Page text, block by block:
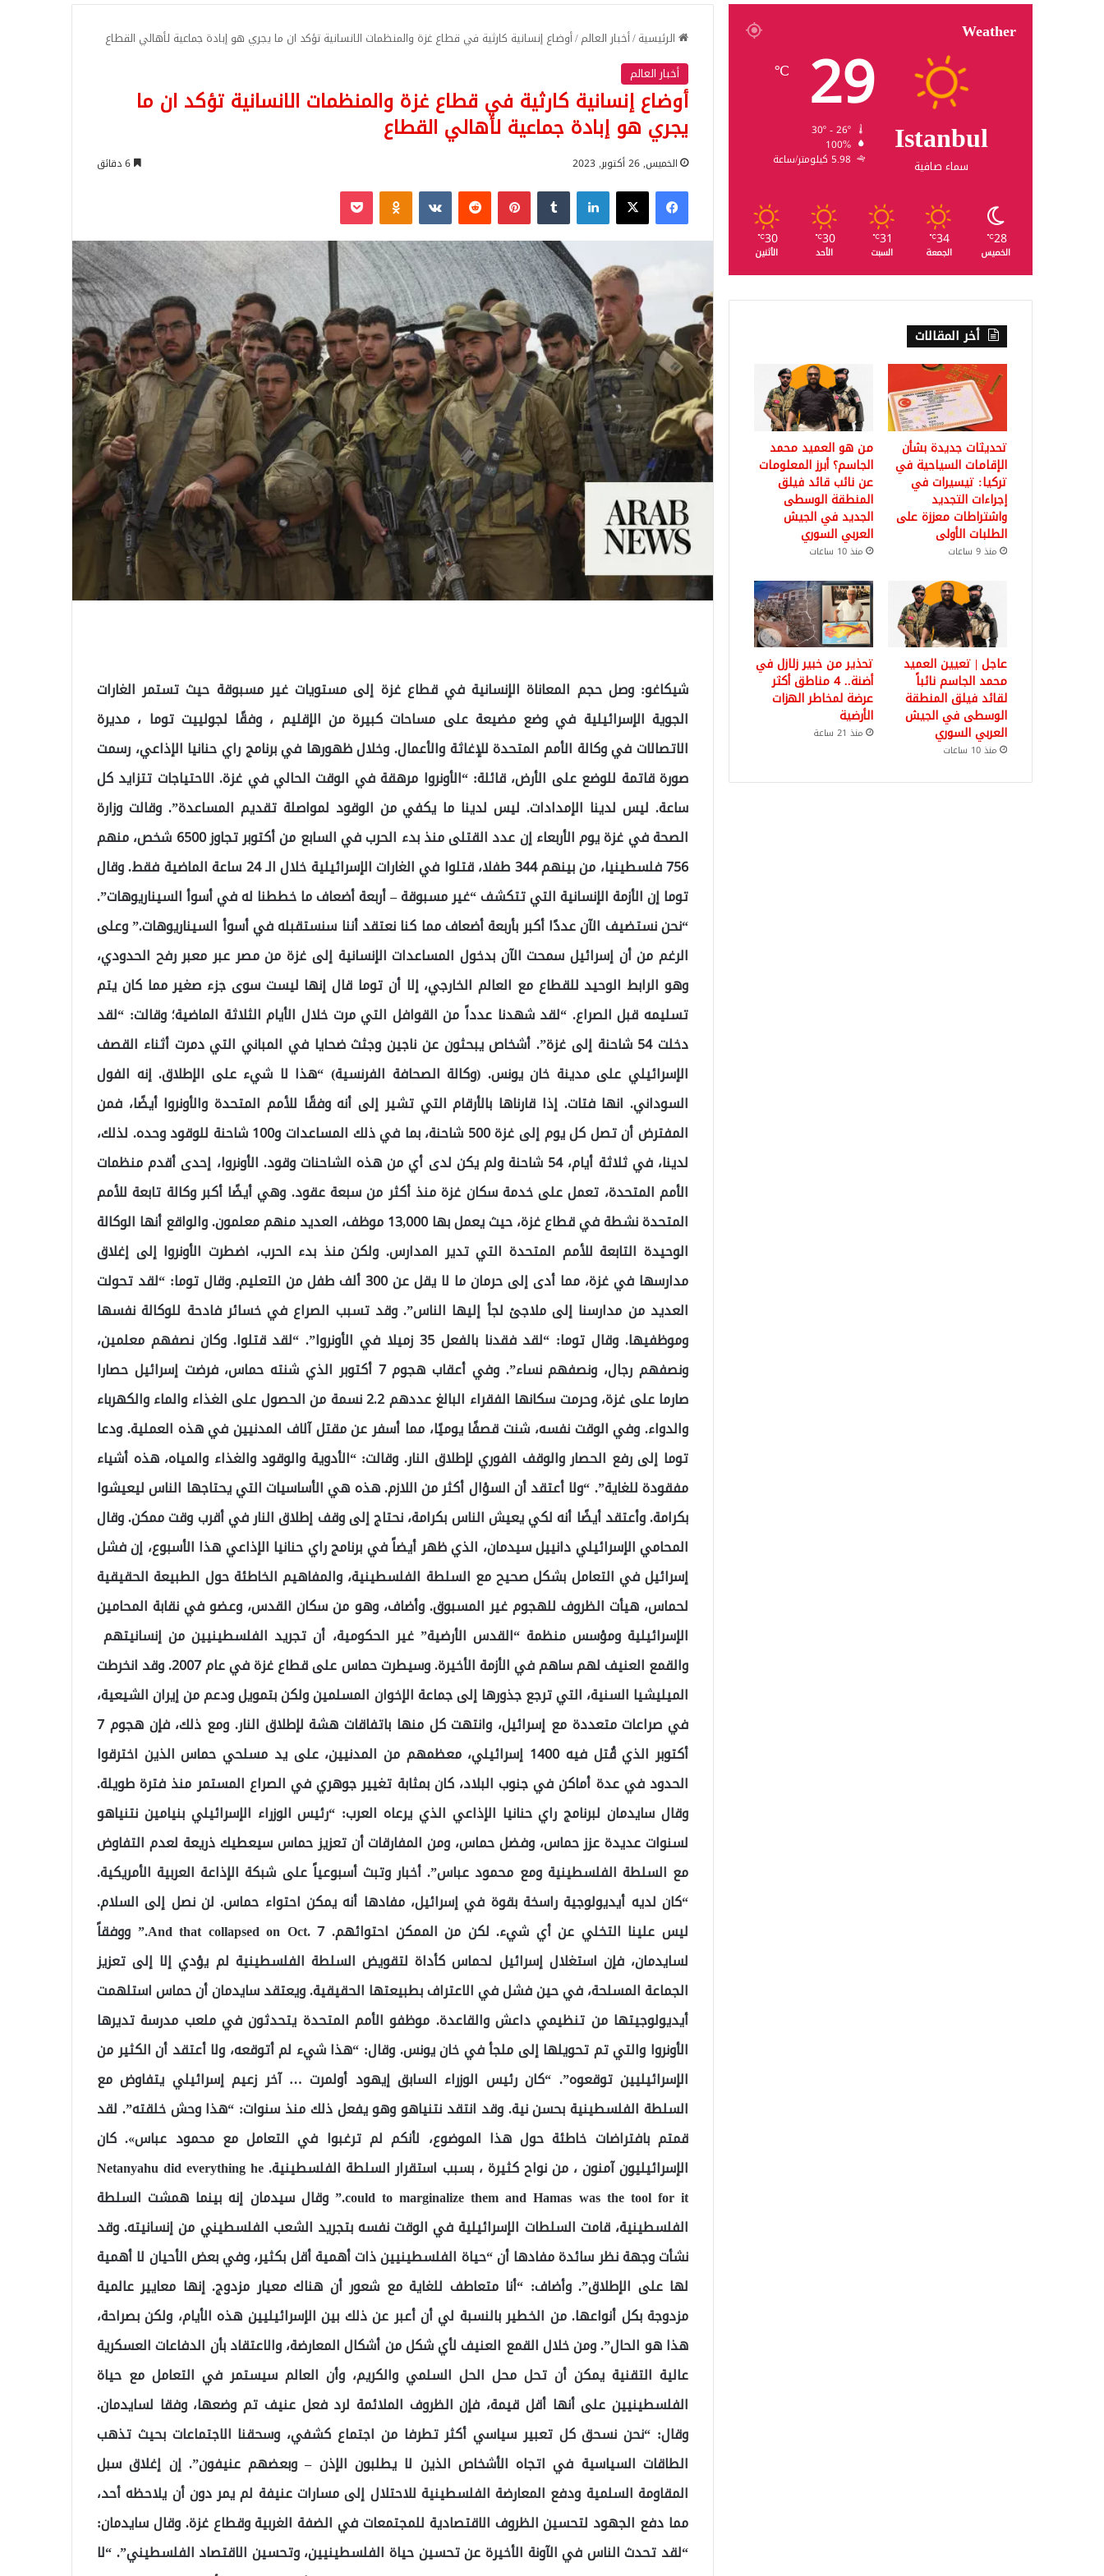
الرئيسية/أخبار العالم/أوضاع إنسانية كارثية في قطاع غزة والمنظمات الانسانية تؤكد ان ما يجري هو إبادة جماعية لأهالي القطاع
أخبار العالم
أوضاع إنسانية كارثية في قطاع غزة والمنظمات الانسانية تؤكد ان ما
يجري هو إبادة جماعية لأهالي القطاع
الخميس, 26 أكتوبر, 2023
فيسبوك‫X لينكدإن بينتيريست Odnoklassniki
‫Pocket
شيكاغو: وصل حجم المعاناة الإنسانية في قطاع غزة إلى مستويات غير مسبوقة حيث تستمر الغارات
الجوية الإسرائيلية في وضع مضيعة على مساحات كبيرة من الإقليم ، وفقًا لجولييت توما ، مديرة
الاتصالات في وكالة الأمم المتحدة للإغاثة والأعمال. وخلال ظهورها في برنامج راي حنانيا الإذاعي، رسمت
صورة قاتمة للوضع على الأرض، قائلة: “الأونروا مرهقة في الوقت الحالي في غزة. الاحتياجات تتزايد كل
ساعة. ليس لدينا الإمدادات. ليس لدينا ما يكفي من الوقود لمواصلة تقديم المساعدة”. وقالت وزارة
الصحة في غزة يوم الأربعاء إن عدد القتلى منذ بدء الحرب في السابع من أكتوبر تجاوز 6500 شخص، منهم
756 فلسطينيا، من بينهم 344 طفلا، قتلوا في الغارات الإسرائيلية خلال الـ 24 ساعة الماضية فقط. وقال
توما إن الأزمة الإنسانية التي تتكشف “غير مسبوقة – أربعة أضعاف ما خططنا له في أسوأ السيناريوهات”.
“نحن نستضيف الآن عددًا أكبر بأربعة أضعاف مما كنا نعتقد أننا سنستقبله في أسوأ السيناريوهات.” وعلى
الرغم من أن إسرائيل سمحت الآن بدخول المساعدات الإنسانية إلى غزة من مصر عبر معبر رفح الحدودي،
وهو الرابط الوحيد للقطاع مع العالم الخارجي، إلا أن توما قال إنها ليست سوى جزء صغير مما كان يتم
تسليمه قبل الصراع. “لقد شهدنا عدداً من القوافل التي مرت خلال الأيام الثلاثة الماضية؛ وقالت: “لقد
دخلت 54 شاحنة إلى غزة”. أشخاص يبحثون عن ناجين وجثث ضحايا في المباني التي دمرت أثناء القصف
الإسرائيلي على مدينة خان يونس. (وكالة الصحافة الفرنسية) “هذا لا شيء على الإطلاق. إنه الفول
السوداني. انها فتات. إذا قارناها بالأرقام التي تشير إلى أنه وفقًا للأمم المتحدة والأونروا أيضًا، فمن
المفترض أن تصل كل يوم إلى غزة 500 شاحنة، بما في ذلك المساعدات و100 شاحنة للوقود وحده. لذلك،
لدينا، في ثلاثة أيام، 54 شاحنة ولم يكن لدى أي من هذه الشاحنات وقود. الأونروا، إحدى أقدم منظمات
الأمم المتحدة، تعمل على خدمة سكان غزة منذ أكثر من سبعة عقود. وهي أيضًا أكبر وكالة تابعة للأمم
المتحدة نشطة في قطاع غزة، حيث يعمل بها 13,000 موظف، العديد منهم معلمون. والواقع أنها الوكالة
الوحيدة التابعة للأمم المتحدة التي تدير المدارس. ولكن منذ بدء الحرب، اضطرت الأونروا إلى إغلاق
مدارسها في غزة، مما أدى إلى حرمان ما لا يقل عن 300 ألف طفل من التعليم. وقال توما: “لقد تحولت
العديد من مدارسنا إلى ملاجئ لجأ إليها الناس”. وقد تسبب الصراع في خسائر فادحة للوكالة نفسها
وموظفيها. وقال توما: “لقد فقدنا بالفعل 35 زميلا في الأونروا”. “لقد قتلوا. وكان نصفهم معلمين،
ونصفهم رجال، ونصفهم نساء”. وفي أعقاب هجوم 7 أكتوبر الذي شنته حماس، فرضت إسرائيل حصارا
صارما على غزة، وحرمت سكانها الفقراء البالغ عددهم 2.2 نسمة من الحصول على الغذاء والماء والكهرباء
والدواء. وفي الوقت نفسه، شنت قصفًا يوميًا، مما أسفر عن مقتل آلاف المدنيين في هذه العملية. ودعا
توما إلى رفع الحصار والوقف الفوري لإطلاق النار. وقالت: “الأدوية والوقود والغذاء والمياه، هذه أشياء
مفقودة للغاية”. “ولا أعتقد أن السؤال أكثر من اللازم. هذه هي الأساسيات التي يحتاجها الناس ليعيشوا
بكرامة. وأعتقد أيضًا أنه لكي يعيش الناس بكرامة، نحتاج إلى وقف إطلاق النار في أقرب وقت ممكن. وقال
المحامي الإسرائيلي دانييل سيدمان، الذي ظهر أيضاً في برنامج راي حنانيا الإذاعي هذا الأسبوع، إن فشل
إسرائيل في التعامل بشكل صحيح مع السلطة الفلسطينية، والمفاهيم الخاطئة حول الطبيعة الحقيقية
لحماس، هيأت الظروف للهجوم غير المسبوق. وأضاف، وهو من سكان القدس، وعضو في نقابة المحامين
الإسرائيلية ومؤسس منظمة “القدس الأرضية” غير الحكومية، أن تجريد الفلسطينيين من إنسانيتهم ​​
والقمع العنيف لهم ساهم في الأزمة الأخيرة. وسيطرت حماس على قطاع غزة في عام 2007. وقد انخرطت
الميليشيا السنية، التي ترجع جذورها إلى جماعة الإخوان المسلمين ولكن بتمويل ودعم من إيران الشيعية،
في صراعات متعددة مع إسرائيل، وانتهت كل منها باتفاقات هشة لإطلاق النار. ومع ذلك، فإن هجوم 7
أكتوبر الذي قُتل فيه 1400 إسرائيلي، معظمهم من المدنيين، على يد مسلحي حماس الذين اخترقوا
الحدود في عدة أماكن في جنوب البلاد، كان بمثابة تغيير جوهري في الصراع المستمر منذ فترة طويلة.
وقال سايدمان لبرنامج راي حنانيا الإذاعي الذي يرعاه العرب: “رئيس الوزراء الإسرائيلي بنيامين نتنياهو
لسنوات عديدة عزز حماس، وفضل حماس، ومن المفارقات أن تعزيز حماس سيعطيك ذريعة لعدم التفاوض
مع السلطة الفلسطينية ومع محمود عباس”. أخبار وتبث أسبوعياً على شبكة الإذاعة العربية الأمريكية.
“كان لديه أيديولوجية راسخة بقوة في إسرائيل، مفادها أنه يمكن احتواء حماس. لن نصل إلى السلام.
ليس علينا التخلي عن أي شيء. لكن من الممكن احتوائهم. And that collapsed on Oct. 7.” ووفقاً
لسايدمان، فإن استغلال إسرائيل لحماس كأداة لتقويض السلطة الفلسطينية لم يؤدي إلا إلى تعزيز
الجماعة المسلحة، في حين فشل في الاعتراف بطبيعتها الحقيقية. ويعتقد سايدمان أن حماس استلهمت
أيديولوجيتها من تنظيمي داعش والقاعدة. موظفو الأمم المتحدة يتحدثون في ملعب مدرسة تديرها
الأونروا والتي تم تحويلها إلى ملجأ في خان يونس. وقال: “هذا شيء لم أتوقعه، ولا أعتقد أن الكثير من
الإسرائيليين توقعوه”. “كان رئيس الوزراء السابق إيهود أولمرت … آخر زعيم إسرائيلي يتفاوض مع
السلطة الفلسطينية بحسن نية. وقد انتقد نتنياهو وهو يفعل ذلك منذ سنوات: “هذا وحش خلقته”. لقد
قمتم بافتراضات خاطئة حول هذا الموضوع، لأنكم لم ترغبوا في التعامل مع محمود عباس». كان
الإسرائيليون آمنون ، من نواح كثيرة ، بسبب استقرار السلطة الفلسطينية. Netanyahu did everything he
could to marginalize them and Hamas was the tool for it.” وقال سيدمان إنه بينما همشت السلطة
الفلسطينية، قامت السلطات الإسرائيلية في الوقت نفسه بتجريد الشعب الفلسطيني من إنسانيته. وقد
نشأت وجهة نظر سائدة مفادها أن “حياة الفلسطينيين ذات أهمية أقل بكثير، وفي بعض الأحيان لا أهمية
لها على الإطلاق”. وأضاف: “أنا متعاطف للغاية مع شعور أن هناك معيار مزدوج. إنها معايير عالمية
مزدوجة بكل أنواعها. من الخطير بالنسبة لي أن أعبر عن ذلك بين الإسرائيليين هذه الأيام، ولكن بصراحة،
هذا هو الحال”. ومن خلال القمع العنيف لأي شكل من أشكال المعارضة، والاعتقاد بأن الدفاعات العسكرية
عالية التقنية يمكن أن تحل محل الحل السلمي والكريم، وأن العالم سيستمر في التعامل مع حياة
الفلسطينيين على أنها أقل قيمة، فإن الظروف الملائمة لرد فعل عنيف تم وضعها، وفقا لسايدمان.
وقال: “نحن نسحق كل تعبير سياسي أكثر تطرفا من اجتماع كشفي، وسحقنا الاجتماعات بحيث تذهب
الطاقات السياسية في اتجاه الأشخاص الذين لا يطلبون الإذن – وبعضهم عنيفون”. إن إغلاق سبل
المقاومة السلمية ودفع المعارضة الفلسطينية للاحتلال إلى مسارات عنيفة لم يمر دون أن يلاحظه أحد،
مما دفع الجهود لتحسين الظروف الاقتصادية للمجتمعات في الضفة الغربية وقطاع غزة. وقال سايدمان:
“لقد تحدث الناس في الآونة الأخيرة عن تحسين حياة الفلسطينيين، وتحسين الاقتصاد الفلسطيني”. “لا
Weather
Istanbul
سماء صافية
29
℃
100%
5.98 كيلومتر/ساعة
28
℃
الخميس
34
℃
الجمعة
31
℃
السبت
30
℃
الأحد
30
℃
الأثنين
أخر المقالات
تحديثات جديدة بشأن
الإقامات السياحية في
تركيا: تيسيرات في
إجراءات التجديد
واشتراطات معززة على
الطلبات الأولى
منذ 9 ساعات
من هو العميد محمد
الجاسم؟ أبرز المعلومات
عن نائب قائد فيلق
المنطقة الوسطى
الجديد في الجيش
العربي السوري
منذ 10 ساعات
عاجل | تعيين العميد
محمد الجاسم نائباً
لقائد فيلق المنطقة
الوسطى في الجيش
العربي السوري
منذ 10 ساعات
تحذير من خبير زلازل في
أضنة.. 4 مناطق أكثر
عرضة لمخاطر الهزات
الأرضية
منذ 21 ساعة